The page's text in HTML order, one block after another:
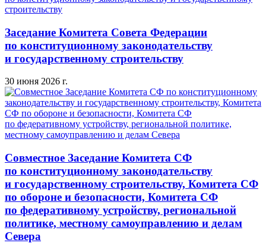
Заседание Комитета Совета Федерации
по конституционному законодательству
и государственному строительству
30 июня 2026 г.
Совместное Заседание Комитета СФ
по конституционному законодательству
и государственному строительству, Комитета СФ
по обороне и безопасности, Комитета СФ
по федеративному устройству, региональной
политике, местному самоуправлению и делам
Севера